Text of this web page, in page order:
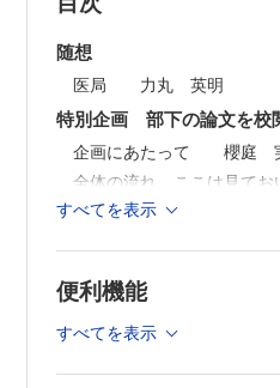
随想
医局 力丸 英明
特別企画 部下の論文を校
企画にあたって 櫻庭
全体の流れ，ここは見
タイトル，和文・英文要
STROBE声明に基づく形
盗用，著者資格，多重
すべてを表示
便利機能
すべてを表示